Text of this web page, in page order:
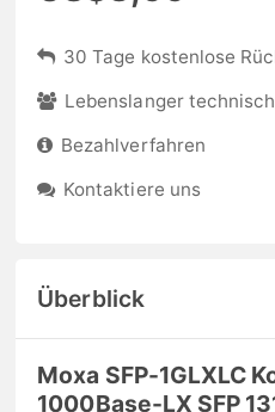
30 Tage kostenlose
Lebenslanger
Bezahlverfahren
Kontaktiere uns
Überblick
Moxa SFP-1GLXLC
1000Base-LX SFP